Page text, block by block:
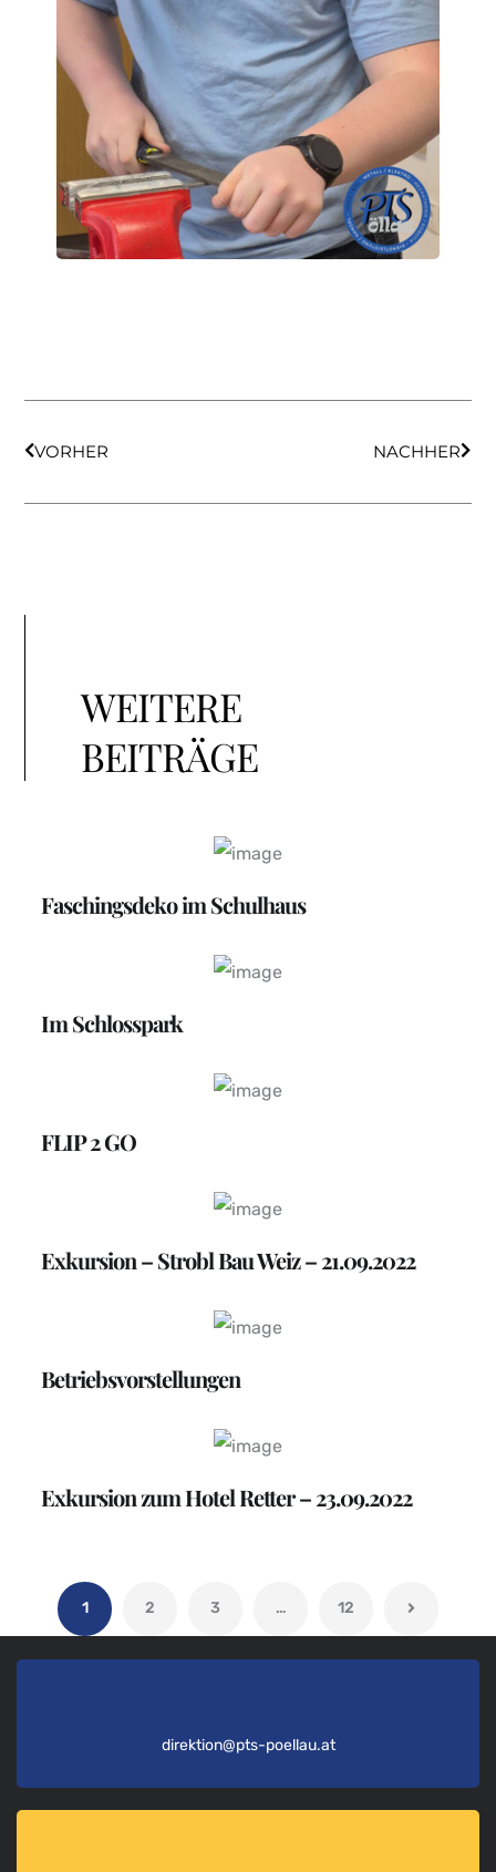
VORHER NACHHER
WEITERE
BEITRÄGE
Faschingsdeko im Schulhaus
Im Schlosspark
FLIP 2 GO
Exkursion – Strobl Bau Weiz – 21.09.2022
Betriebsvorstellungen
Exkursion zum Hotel Retter – 23.09.2022
1 2 3 … 12
direktion@pts-poellau.at